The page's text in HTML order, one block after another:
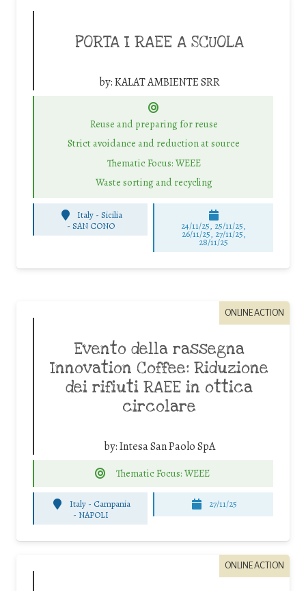
PORTA I RAEE A SCUOLA
by:KALAT AMBIENTE SRR
Reuse and preparing for reuse
Strict avoidance and reduction at source
Thematic Focus: WEEE
Waste sorting and recycling
Italy - Sicilia
- SAN CONO 24/11/25, 25/11/25,
26/11/25, 27/11/25,
28/11/25
ONLINE ACTION
Evento della rassegna
Innovation Coffee: Riduzione
dei rifiuti RAEE in ottica
circolare
by:Intesa San Paolo SpA
Thematic Focus: WEEE
Italy - Campania
- NAPOLI
27/11/25
ONLINE ACTION